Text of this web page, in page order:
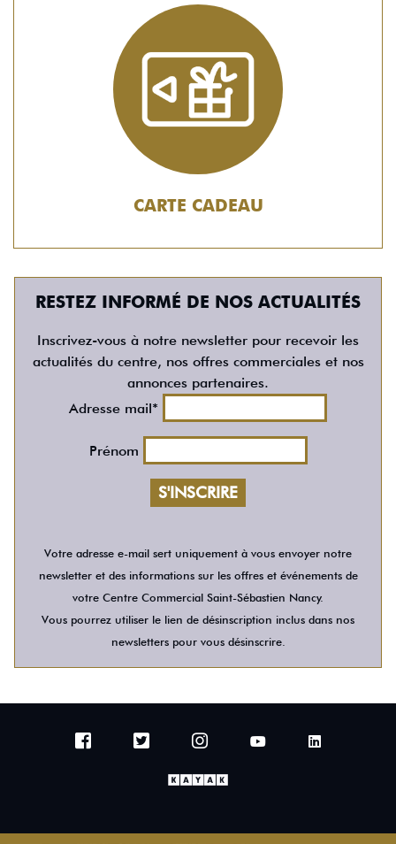
CARTE CADEAU
RESTEZ INFORMÉ DE NOS ACTUALITÉS
Inscrivez-vous à notre newsletter pour recevoir les
actualités du centre, nos offres commerciales et nos
annonces partenaires.
Adresse mail*
Prénom
Votre adresse e-mail sert uniquement à vous envoyer notre
newsletter et des informations sur les offres et événements de
votre Centre Commercial Saint-Sébastien Nancy.
Vous pourrez utiliser le lien de désinscription inclus dans nos
newsletters pour vous désinscrire.